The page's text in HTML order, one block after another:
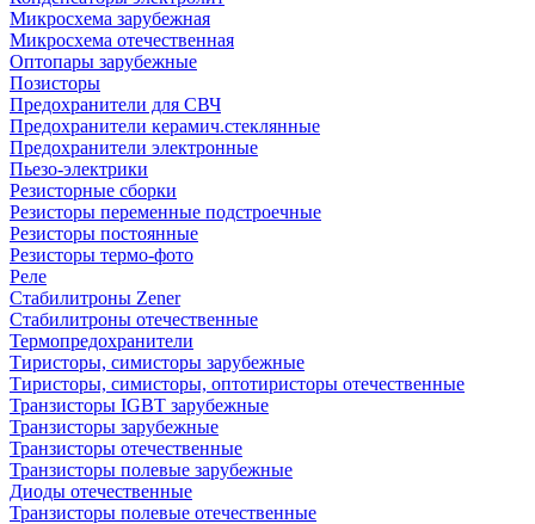
Микросхема зарубежная
Микросхема отечественная
Оптопары зарубежные
Позисторы
Предохранители для СВЧ
Предохранители керамич.стеклянные
Предохранители электронные
Пьезо-электрики
Резисторные сборки
Резисторы переменные подстроечные
Резисторы постоянные
Резисторы термо-фото
Реле
Стабилитроны Zener
Стабилитроны отечественные
Термопредохранители
Тиристоры, симисторы зарубежные
Тиристоры, симисторы, оптотиристоры отечественные
Транзисторы IGBT зарубежные
Транзисторы зарубежные
Транзисторы отечественные
Транзисторы полевые зарубежные
Диоды отечественные
Транзисторы полевые отечественные